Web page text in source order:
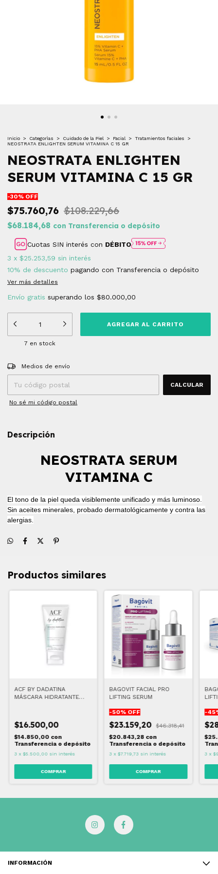
Inicio > Categorìas > Cuidado de la Piel > Facial > Tratamientos faciales
>
NEOSTRATA ENLIGHTEN SERUM VITAMINA C 15 GR
NEOSTRATA ENLIGHTEN
SERUM VITAMINA C 15 GR
-30% OFF
$75.760,76 $108.229,66
$68.184,68 con Transferencia o depósito
Cuotas SIN interés con DÉBITO
3 x $25.253,59 sin interés
10% de descuento pagando con Transferencia o depósito
Ver más detalles
Envío gratis superando los $80.000,00
7 en stock
Entregas para el CP:
Medios de envío
CALCULAR
No sé mi código postal
Descripción
NEOSTRATA SERUM
VITAMINA C
El tono de la piel queda visiblemente unificado y más luminoso.
Sin aceites minerales, probado dermatológicamente y contra las
alergias.
Productos similares
ACF BY DADATINA
MÁSCARA HIDRATANTE
$16.500,00
$14.850,00 con
Transferencia o depósito
3 x $5.500,00 sin interés
BAGOVIT FACIAL PRO
LIFTING SERUM
-50% OFF
$23.159,20
$46.318,41
$20.843,28 con
Transferencia o depósito
3 x $7.719,73 sin interés
-45
3 x
INFORMACIÓN